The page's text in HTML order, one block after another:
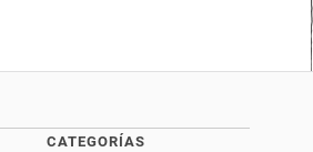
CATEGORÍAS